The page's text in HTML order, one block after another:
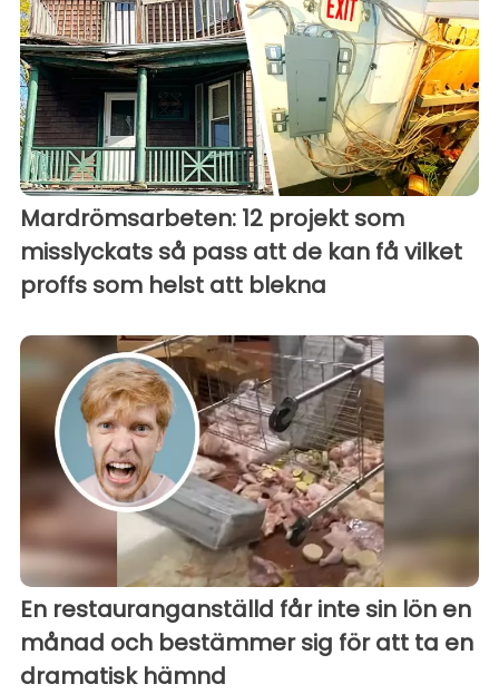
Mardrömsarbeten: 12 projekt som
misslyckats så pass att de kan få vilket
proffs som helst att blekna
En restauranganställd får inte sin lön en
månad och bestämmer sig för att ta en
dramatisk hämnd